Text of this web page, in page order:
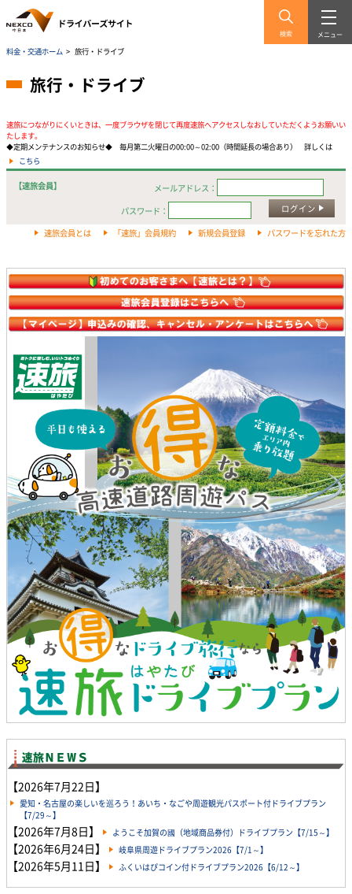
検索 メニュー
料金・交通ホーム > 旅行・ドライブ
旅行・ドライブ
速旅につながりにくいときは、一度ブラウザを閉じて再度速旅へアクセスしなおしていただくようお願いい
たします。
◆定期メンテナンスのお知らせ◆ 毎月第二火曜日の00:00～02:00（時間延長の場合あり） 詳しくは
こちら
【速旅会員】
メールアドレス：
パスワード：
ログイン
速旅会員とは 「速旅」会員規約 新規会員登録 パスワードを忘れた方
【2026年7月22日】
愛知・名古屋の楽しいを巡ろう！あいち・なごや周遊観光パスポート付ドライブプラン
【7/29～】
【2026年7月8日】 ようこそ加賀の國（地域商品券付）ドライブプラン【7/15～】
【2026年6月24日】 岐阜県周遊ドライブプラン2026【7/1～】
【2026年5月11日】 ふくいはぴコイン付ドライブプラン2026【6/12～】